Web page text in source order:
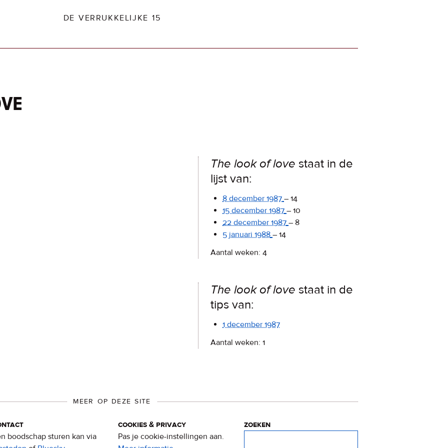
DE VERRUKKELIJKE 15
The look of love staat in de
lijst van:
8 december 1987 – 14
15 december 1987 – 10
22 december 1987 – 8
5 januari 1988 – 14
Aantal weken: 4
The look of love staat in de
tips van:
1 december 1987
Aantal weken: 1
MEER OP DEZE SITE
boodschap sturen kan via
cookies & privacy
Pas je cookie-instellingen aan.
zoeken